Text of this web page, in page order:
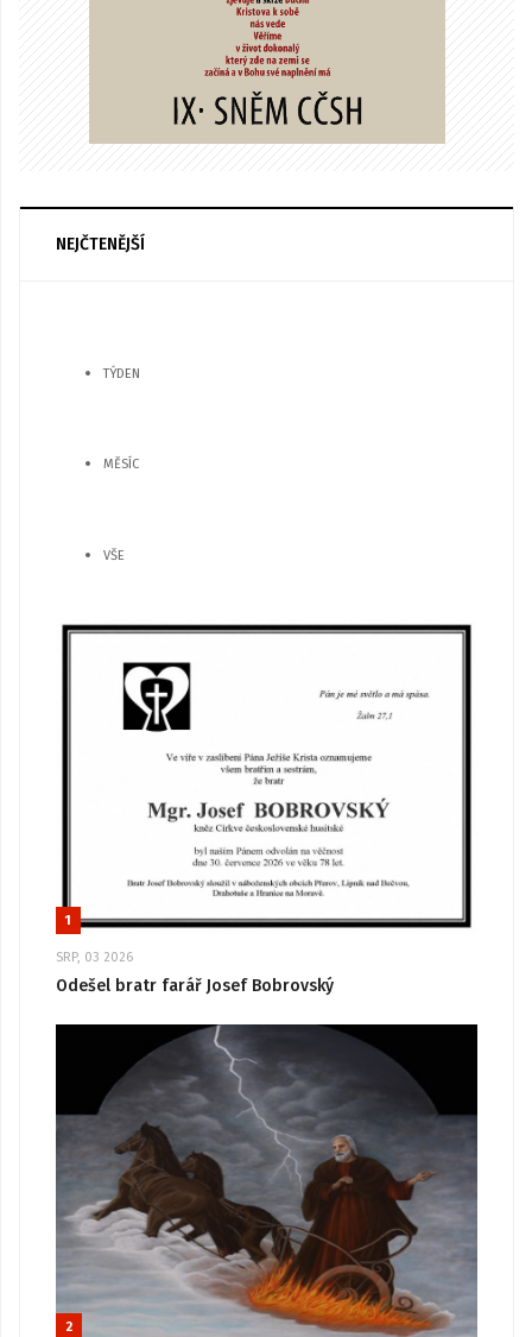
NEJČTENĚJŠÍ
TÝDEN
MĚSÍC
VŠE
1
SRP, 03 2026
Odešel bratr farář Josef Bobrovský
2